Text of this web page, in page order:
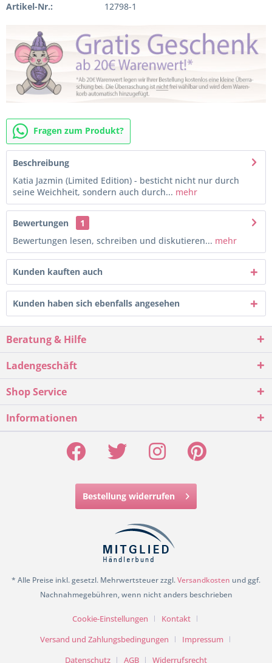
Artikel-Nr.: 12798-1
Fragen zum Produkt?
Beschreibung
Katia Jazmin (Limited Edition) - besticht nicht nur durch
seine Weichheit, sondern auch durch... mehr
Bewertungen
1
Bewertungen lesen, schreiben und diskutieren... mehr
Kunden kauften auch
Kunden haben sich ebenfalls angesehen
Beratung & Hilfe
Ladengeschäft
Shop Service
Informationen
Bestellung widerrufen
* Alle Preise inkl. gesetzl. Mehrwertsteuer zzgl.Versandkosten und ggf.
Nachnahmegebühren, wenn nicht anders beschrieben
Cookie-Einstellungen
Kontakt
Versand und Zahlungsbedingungen
Impressum
Datenschutz
AGB Widerrufsrecht